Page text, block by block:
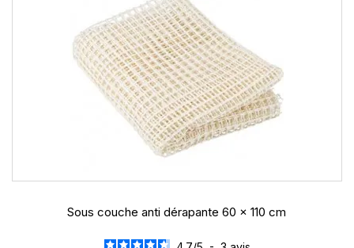
Sous couche anti dérapante 60 x 110 cm